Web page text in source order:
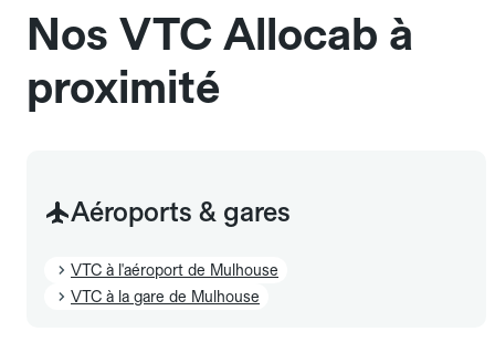
Nos VTC Allocab à
proximité
Aéroports & gares
VTC à l'aéroport de Mulhouse
VTC à la gare de Mulhouse